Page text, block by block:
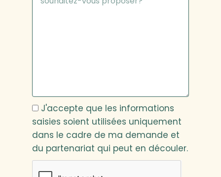
J'accepte que les informations
saisies soient utilisées uniquement
dans le cadre de ma demande et
du partenariat qui peut en découler.